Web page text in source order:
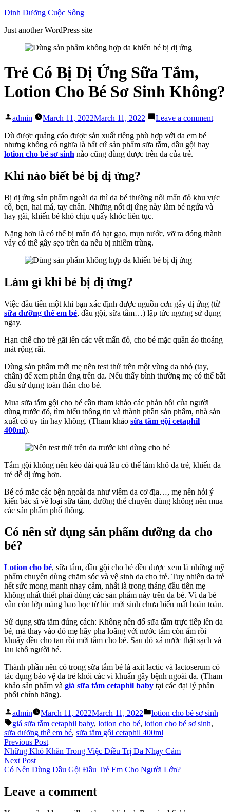
Skip
content
Dinh Dưỡng Cuộc Sống
Just another WordPress site
Trẻ Có Bị Dị Ứng Sữa Tắm,
Lotion Cho Bé Sơ Sinh Không?
Posted
admin March 11, 2022March 11, 2022 Leave a commenton
Cho
Bé
Dù được quảng cáo được sản xuất riêng phù hợp với da em bé
nhưng không có nghĩa là bất cứ sản phẩm sữa tắm, dầu gội hay
lotion cho bé sơ sinh nào cũng dùng được trên da của trẻ.
Khi nào biết bé bị dị ứng?
Bị dị ứng sản phẩm ngoài da thì da bé thường nổi mẩn đỏ khu vực
cổ, bẹn, hai má, tay chân. Những nốt dị ứng này làm bé ngứa và
hay gãi, khiến bé khó chịu quấy khóc liên tục.
Nặng hơn là có thể bị mẩn đỏ hạt gạo, mụn nước, vỡ ra đóng thành
vảy có thể gây sẹo trên da nếu bị nhiễm trùng.
Làm gì khi bé bị dị ứng?
Việc đầu tiên một khi bạn xác định được nguồn cơn gây dị ứng (từ
sữa dưỡng thể em bé, dầu gội, sữa tắm…) lập tức ngưng sử dụng
ngay.
Hạn chế cho trẻ gãi lên các vết mẩn đỏ, cho bé mặc quần áo thoáng
mát rộng rãi.
Dùng sản phẩm mới mẹ nên test thử trên một vùng da nhỏ (tay,
chân) để xem phản ứng trên da. Nếu thấy bình thường mẹ có thể bắt
đầu sử dụng toàn thân cho bé.
Mua sữa tắm gội cho bé cần tham khảo các phản hồi của người
dùng trước đó, tìm hiểu thông tin và thành phần sản phẩm, nhà sản
xuất có uy tín hay không. (Tham khảo sữa tắm gội cetaphil
400ml).
Tắm gội không nên kéo dài quá lâu có thể làm khô da trẻ, khiến da
trẻ dễ dị ứng hơn.
Bé có mắc các bện ngoài da như viêm da cơ địa…, mẹ nên hỏi ý
kiến bác sĩ về loại sữa tắm, dưỡng thể chuyên dùng không nên mua
các sản phẩm phổ thông.
Có nên sử dụng sản phẩm dưỡng da cho
bé?
Lotion cho bé, sữa tắm, dầu gội cho bé đều được xem là những mỹ
phẩm chuyên dùng chăm sóc và vệ sinh da cho trẻ. Tuy nhiên da trẻ
hết sức mong manh nhạy cảm, nhất là trong tháng đầu tiên mẹ
không nhất thiết phải dùng các sản phẩm này trên da bé. Vì da bé
vẫn còn lớp màng bao bọc từ lúc mới sinh chưa biến mất hoàn toàn.
Sử dụng sữa tắm đúng cách: Không nên đổ sữa tắm trực tiếp lên da
bé, mà thay vào đó mẹ hãy pha loãng với nước tắm còn ấm rồi
khuấy đều cho tan rồi mới tắm cho bé. Sau đó xả nước thật sạch và
lau khô người bé.
Thành phần nên có trong sữa tắm bé là axit lactic và lactoserum có
tác dụng bảo vệ da trẻ khỏi các vi khuẩn gây bệnh ngoài da. (Tham
khảo sản phẩm và giá sữa tắm cetaphil baby tại các đại lý phân
phối chính hãng).
Posted
by
admin March 11, 2022March 11, 2022
Posted
in
lotion cho bé sơ sinh
Tags:
giá sữa tắm cetaphil baby, lotion cho bé, lotion cho bé sơ sinh,
sữa dưỡng thể em bé, sữa tắm gội cetaphil 400ml
Post
navigation
Previous PostPrevious
post:
Những Khó Khăn Trong Việc Điều Trị Da Nhạy Cảm
Next PostNext
post:
Có Nên Dùng Dầu Gội Đầu Trẻ Em Cho Người Lớn?
Leave a comment